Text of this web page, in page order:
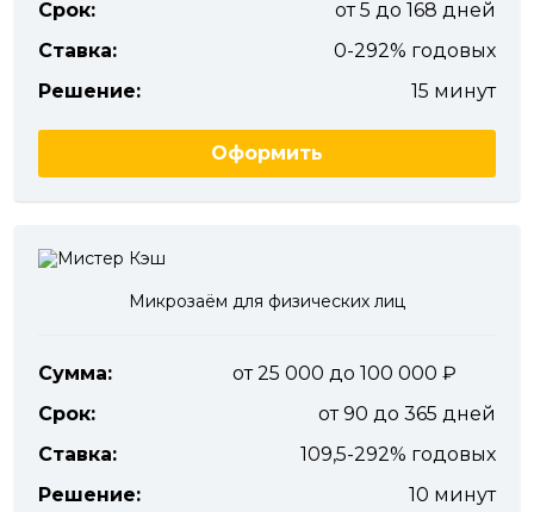
Срок:
от 5 до 168 дней
Ставка:
0-292% годовых
Решение:
15 минут
Оформить
Микрозаём для физических лиц
Сумма:
от 25 000 до 100 000
Срок:
от 90 до 365 дней
Ставка:
109,5-292% годовых
Решение:
10 минут